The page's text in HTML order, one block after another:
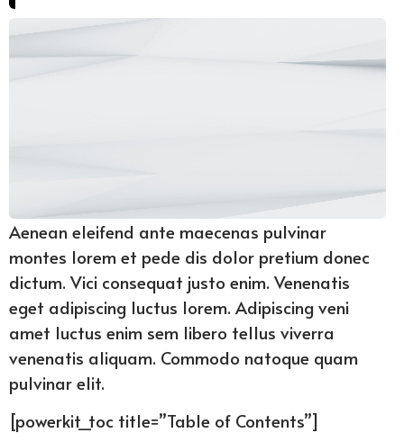
Aenean eleifend ante maecenas pulvinar
montes lorem et pede dis dolor pretium donec
dictum. Vici consequat justo enim. Venenatis
eget adipiscing luctus lorem. Adipiscing veni
amet luctus enim sem libero tellus viverra
venenatis aliquam. Commodo natoque quam
pulvinar elit.
[powerkit_toc title=”Table of Contents”]